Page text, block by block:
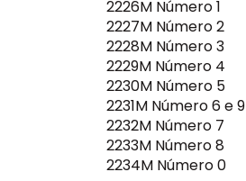
2226M Número 1
2227M Número 2
2228M Número 3
2229M Número 4
2230M Número 5
2231M Número 6 e 9
2232M Número 7
2233M Número 8
2234M Número 0